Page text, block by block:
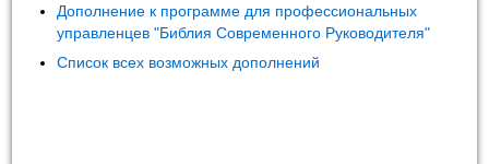
Дополнение к программе для профессиональных
управленцев "Библия Современного Руководителя"
Список всех возможных дополнений